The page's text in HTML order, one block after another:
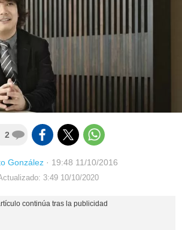
2
González· 19:48 11/10/2016
3:49 10/10/2020